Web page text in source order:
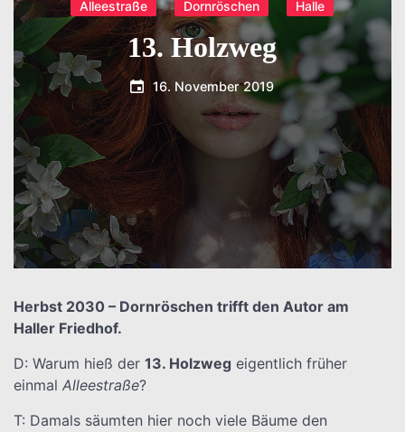
Alleestraße Dornröschen Halle
13. Holzweg
16. November 2019
Herbst 2030 – Dornröschen trifft den Autor am
Haller Friedhof.
D: Warum hieß der 13. Holzweg eigentlich früher
einmal Alleestraße?
T: Damals säumten hier noch viele Bäume den